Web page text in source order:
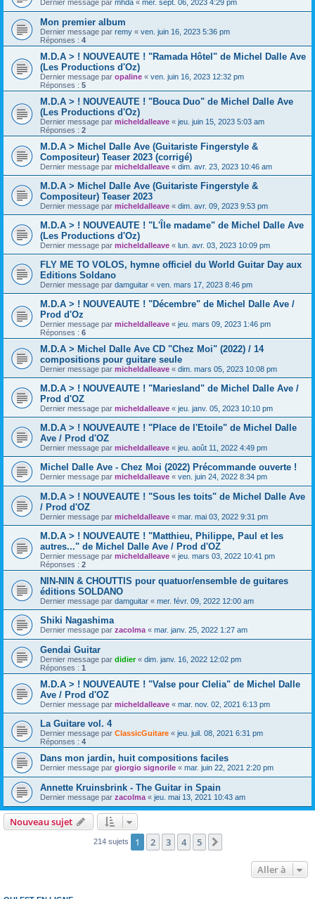
Dernier message par mhda « mer. sept. 06, 2023 4:29 pm
Mon premier album
Dernier message par remy « ven. juin 16, 2023 5:36 pm
Réponses : 4
M.D.A > ! NOUVEAUTE ! "Ramada Hôtel" de Michel Dalle Ave
(Les Productions d'Oz)
Dernier message par opaline « ven. juin 16, 2023 12:32 pm
Réponses : 5
M.D.A > ! NOUVEAUTE ! "Bouca Duo" de Michel Dalle Ave
(Les Productions d'Oz)
Dernier message par micheldalleave « jeu. juin 15, 2023 5:03 am
Réponses : 2
M.D.A > Michel Dalle Ave (Guitariste Fingerstyle &
Compositeur) Teaser 2023 (corrigé)
Dernier message par micheldalleave « dim. avr. 23, 2023 10:46 am
M.D.A > Michel Dalle Ave (Guitariste Fingerstyle &
Compositeur) Teaser 2023
Dernier message par micheldalleave « dim. avr. 09, 2023 9:53 pm
M.D.A > ! NOUVEAUTE ! "L'Île madame" de Michel Dalle Ave
(Les Productions d'Oz)
Dernier message par micheldalleave « lun. avr. 03, 2023 10:09 pm
FLY ME TO VOLOS, hymne officiel du World Guitar Day aux
Editions Soldano
Dernier message par damguitar « ven. mars 17, 2023 8:46 pm
M.D.A > ! NOUVEAUTE ! "Décembre" de Michel Dalle Ave /
Prod d'Oz
Dernier message par micheldalleave « jeu. mars 09, 2023 1:46 pm
Réponses : 6
M.D.A > Michel Dalle Ave CD "Chez Moi" (2022) / 14
compositions pour guitare seule
Dernier message par micheldalleave « dim. mars 05, 2023 10:08 pm
M.D.A > ! NOUVEAUTE ! "Mariesland" de Michel Dalle Ave /
Prod d'OZ
Dernier message par micheldalleave « jeu. janv. 05, 2023 10:10 pm
M.D.A > ! NOUVEAUTE ! "Place de l'Etoile" de Michel Dalle
Ave / Prod d'OZ
Dernier message par micheldalleave « jeu. août 11, 2022 4:49 pm
Michel Dalle Ave - Chez Moi (2022) Précommande ouverte !
Dernier message par micheldalleave « ven. juin 24, 2022 8:34 pm
M.D.A > ! NOUVEAUTE ! "Sous les toits" de Michel Dalle Ave
/ Prod d'OZ
Dernier message par micheldalleave « mar. mai 03, 2022 9:31 pm
M.D.A > ! NOUVEAUTE ! "Matthieu, Philippe, Paul et les
autres..." de Michel Dalle Ave / Prod d'OZ
Dernier message par micheldalleave « jeu. mars 03, 2022 10:41 pm
Réponses : 2
NIN-NIN & CHOUTTIS pour quatuor/ensemble de guitares
éditions SOLDANO
Dernier message par damguitar « mer. févr. 09, 2022 12:00 am
Shiki Nagashima
Dernier message par zacolma « mar. janv. 25, 2022 1:27 am
Gendai Guitar
Dernier message par didier« dim. janv. 16, 2022 12:02 pm
Réponses : 1
M.D.A > ! NOUVEAUTE ! "Valse pour Clelia" de Michel Dalle
Ave / Prod d'OZ
Dernier message par micheldalleave « mar. nov. 02, 2021 6:13 pm
La Guitare vol. 4
Dernier message par ClassicGuitare « jeu. juil. 08, 2021 6:31 pm
Réponses : 4
Dans mon jardin, huit compositions faciles
Dernier message par giorgio signorile « mar. juin 22, 2021 2:20 pm
Annette Kruinsbrink - The Guitar in Spain
Dernier message par zacolma « jeu. mai 13, 2021 10:43 am
Nouveau sujet
214 sujets 1 2 3 4 5
Aller à